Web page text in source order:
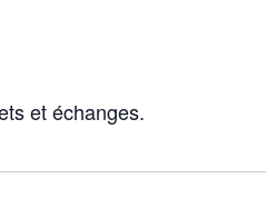
et échanges.